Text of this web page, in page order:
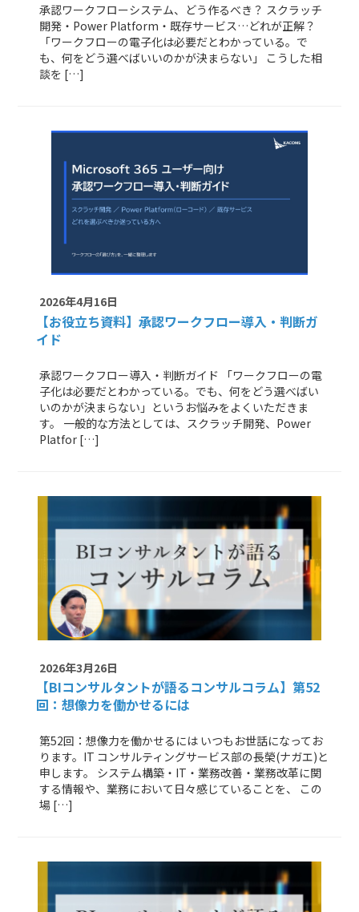
承認ワークフローシステム、どう作るべき？ スクラッチ
開発・Power Platform・既存サービス…どれが正解？
「ワークフローの電子化は必要だとわかっている。で
も、何をどう選べばいいのかが決まらない」 こうした相
談を […]
2026年4月16日
【お役立ち資料】承認ワークフロー導入・判断ガ
イド
承認ワークフロー導入・判断ガイド 「ワークフローの電
子化は必要だとわかっている。でも、何をどう選べばい
いのかが決まらない」というお悩みをよくいただきま
す。 一般的な方法としては、スクラッチ開発、Power
Platfor […]
2026年3月26日
【BIコンサルタントが語るコンサルコラム】 第52
回：想像力を働かせるには
第52回：想像力を働かせるには いつもお世話になってお
ります。IT コンサルティングサービス部の長榮(ナガエ)と
申します。 システム構築・IT・業務改善・業務改革に関
する情報や、業務において日々感じていることを、 この
場 […]